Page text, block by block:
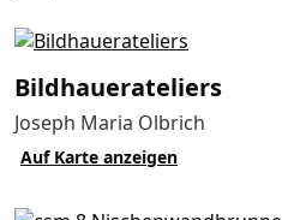
Bildhauer­ateliers
Joseph Maria Olbrich
Auf Karte anzeigen